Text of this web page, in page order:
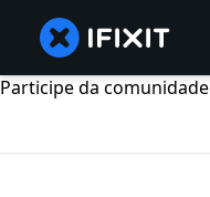
Participe da